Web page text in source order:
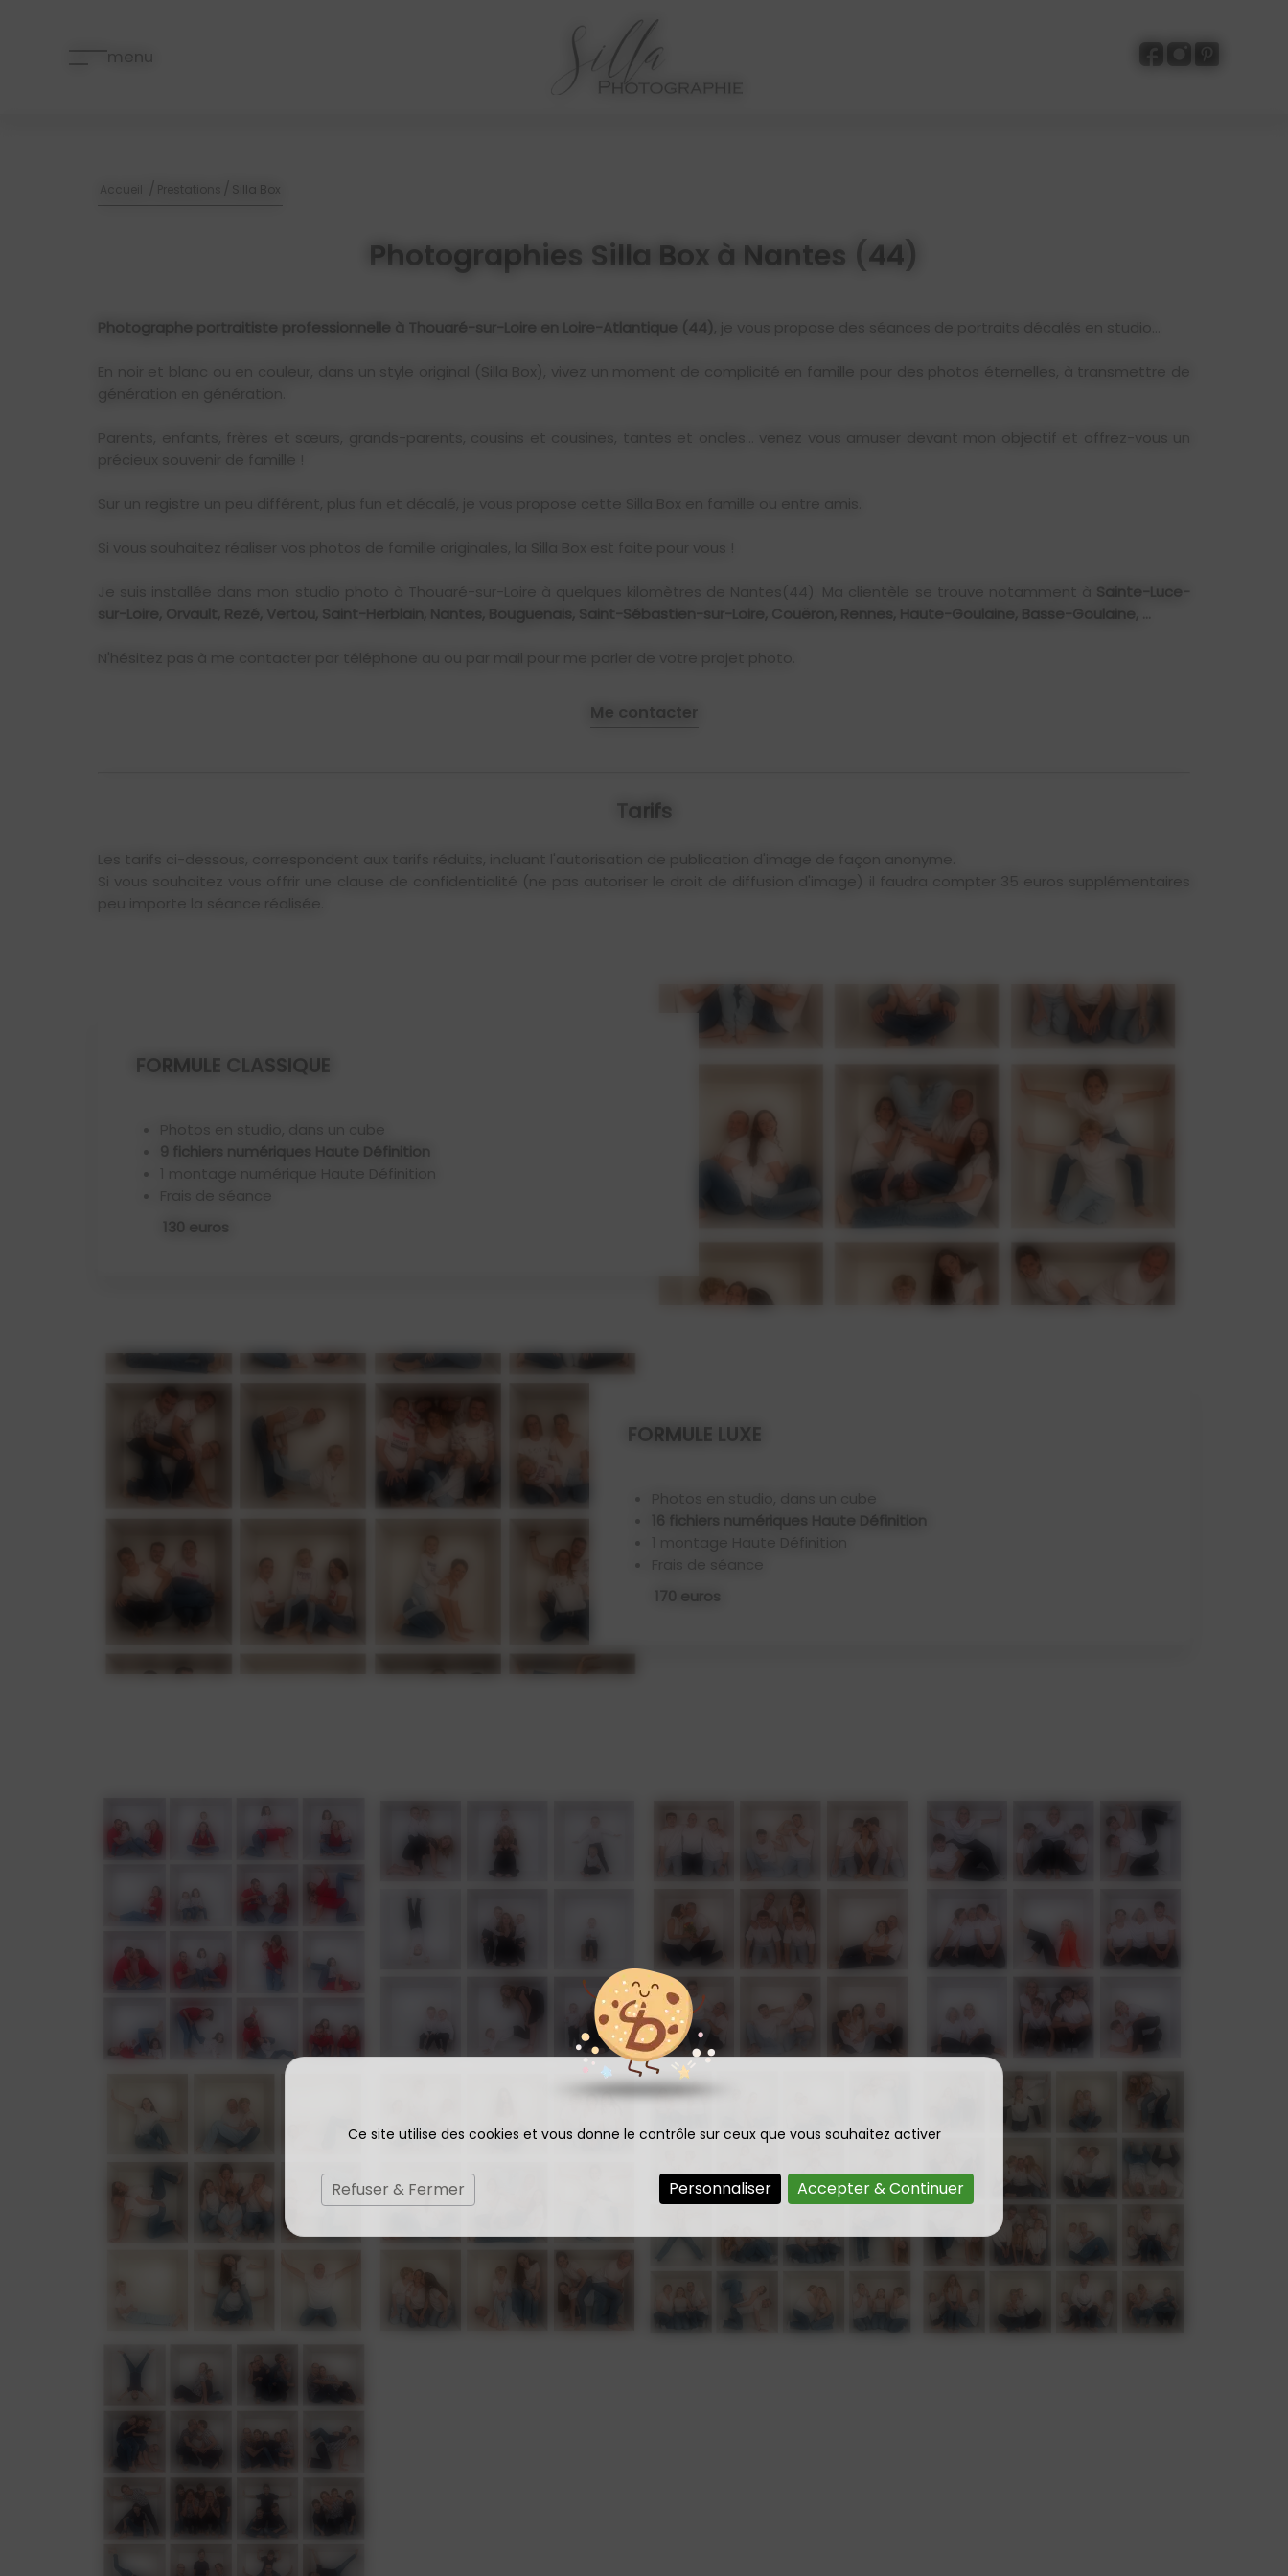
Ce site utilise des cookies et vous donne le contrôle sur ceux que vous souhaitez activer
Accepter & Continuer
Refuser & Fermer Personnaliser
menu
Accueil Prestations / Silla Box
Photographies Silla Box à Nantes (44)
Photographe portraitiste professionnelle à Thouaré-sur-Loire en Loire-Atlantique (44), je vous propose des séances de portraits décalés en studio…
En noir et blanc ou en couleur, dans un style original (Silla Box), vivez un moment de complicité en famille pour des photos éternelles, à transmettre de
génération en génération.
Parents, enfants, frères et sœurs, grands-parents, cousins et cousines, tantes et oncles… venez vous amuser devant mon objectif et offrez-vous un
Sur un registre un peu différent, plus fun et décalé, je vous propose cette Silla Box en famille ou entre amis.
Si vous souhaitez réaliser vos photos de famille originales, la Silla Box est faite pour vous !
Je suis installée dans mon studio photo à Thouaré-sur-Loire à quelques kilomètres de Nantes(44). Ma clientèle se trouve notamment à Sainte-Luce-
sur-Loire, Orvault, Rezé, Vertou, Saint-Herblain, Nantes, Bouguenais, Saint-Sébastien-sur-Loire, Couëron, Rennes, Haute-Goulaine, Basse-Goulaine, ...
N'hésitez pas à me contacter par téléphone au ou par mail pour me parler de votre projet photo.
Me contacter
Tarifs
Les tarifs ci-dessous, correspondent aux tarifs réduits, incluant l'autorisation de publication d'image de façon anonyme.
Si vous souhaitez vous offrir une clause de confidentialité (ne pas autoriser le droit de diffusion d'image) il faudra compter 35 euros supplémentaires
peu importe la séance réalisée.
FORMULE CLASSIQUE
Photos en studio, dans un cube
9 fichiers numériques Haute Définition
1 montage numérique Haute Définition
130 euros
FORMULE LUXE
Photos en studio, dans un cube
16 fichiers numériques Haute Définition
1 montage Haute Définition
170 euros